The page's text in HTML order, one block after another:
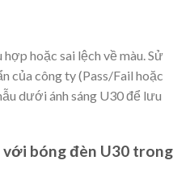
hoặc sai lệch về màu. Sử
của công ty (Pass/Fail hoặc
dưới ánh sáng U30 để lưu
với bóng đèn U30 trong